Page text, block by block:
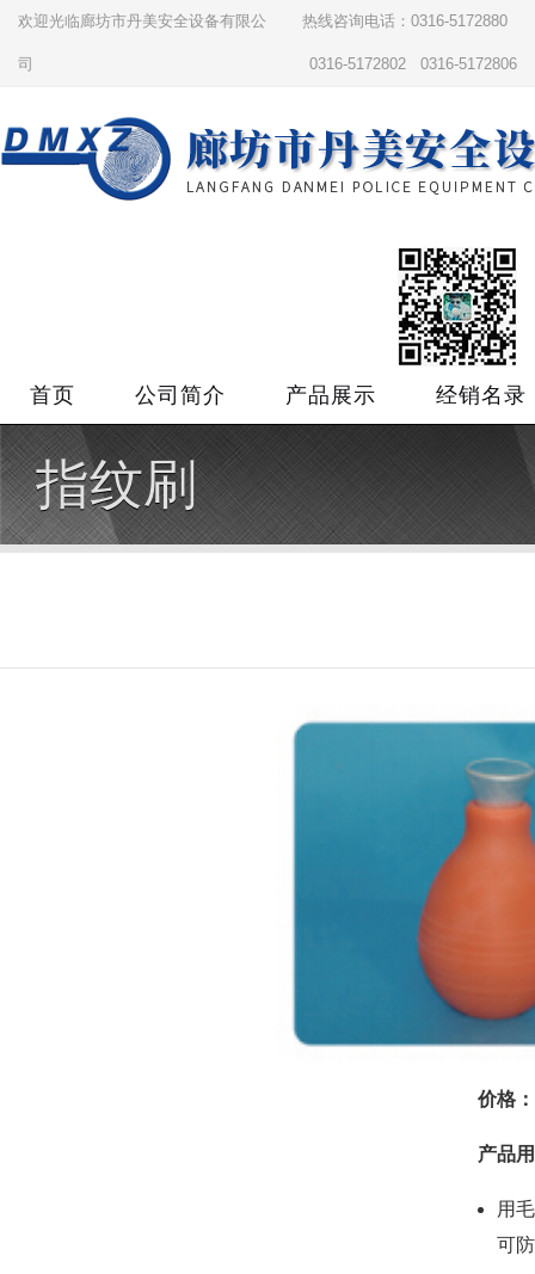
欢迎光临廊坊市丹美安全设备有限公
司
热线咨询电话：0316-5172880
0316-5172802 0316-5172806
首页 公司简介 产品展示 经销名录
指纹刷
价格
产品
用
可